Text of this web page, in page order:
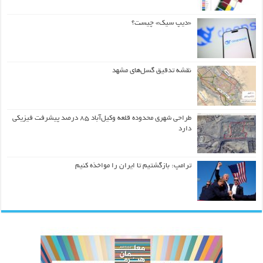
«دیپ سیک» چیست؟
نقشه تدقیق گسل‌های مشهد
طراحی شهری محدوده قلعه وکیل‌آباد ۸۵ درصد پیشرفت فیزیکی
دارد
ترامپ: بازگشتیم تا ایران را مواخذه کنیم